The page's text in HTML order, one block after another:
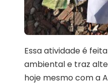
Essa atividade é
ambiental e traz
hoje mesmo com a